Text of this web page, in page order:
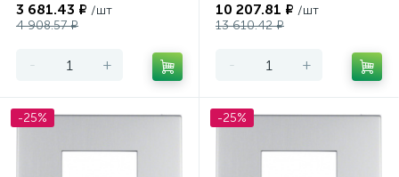
3 681.43 ₽ /шт
4 908.57 ₽
- +
10 207.81 ₽ /шт
13 610.42 ₽
- +
-25% -25%